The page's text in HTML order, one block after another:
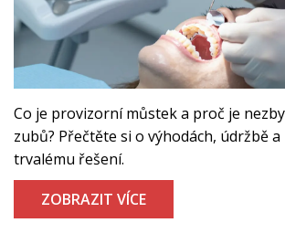
Co je provizorní můstek a proč je
zubů? Přečtěte si o výhodách, údržbě
trvalému řešení.
ZOBRAZIT VÍCE